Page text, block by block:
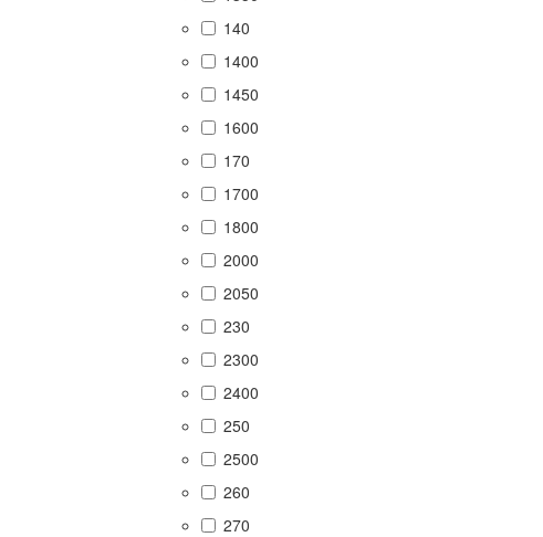
140
1400
1450
1600
170
1700
1800
2000
2050
230
2300
2400
250
2500
260
270